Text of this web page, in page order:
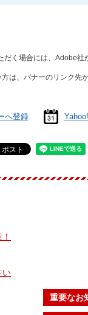
だく場合には、Adobe社
は、バナーのリンク先
へ登録
い
重要なお